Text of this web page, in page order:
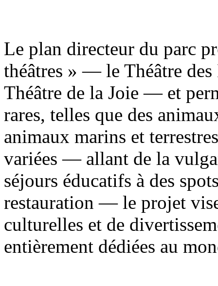
Le plan directeur du parc
théâtres » — le Théâtre
Théâtre de la Joie — et
rares, telles que des
animaux marins et
variées — allant de la
séjours éducatifs à des
restauration — le projet
culturelles et de
entièrement dédiées au